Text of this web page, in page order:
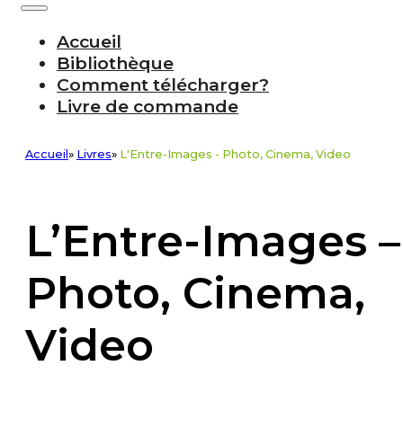
Accueil
Bibliothèque
Comment télécharger?
Livre de commande
Accueil » Livres» L'Entre-Images - Photo, Cinema, Video
L’Entre-Images –
Photo, Cinema,
Video